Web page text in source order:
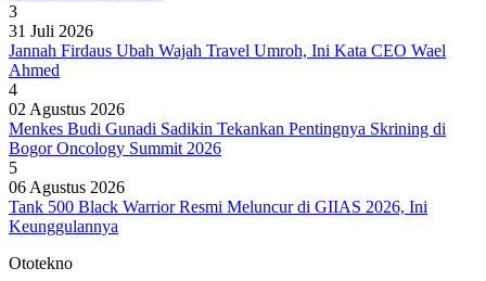
3
31 Juli 2026
Jannah Firdaus Ubah Wajah Travel Umroh, Ini Kata CEO Wael
Ahmed
4
02 Agustus 2026
Menkes Budi Gunadi Sadikin Tekankan Pentingnya Skrining di
Bogor Oncology Summit 2026
5
06 Agustus 2026
Tank 500 Black Warrior Resmi Meluncur di GIIAS 2026, Ini
Keunggulannya
Ototekno